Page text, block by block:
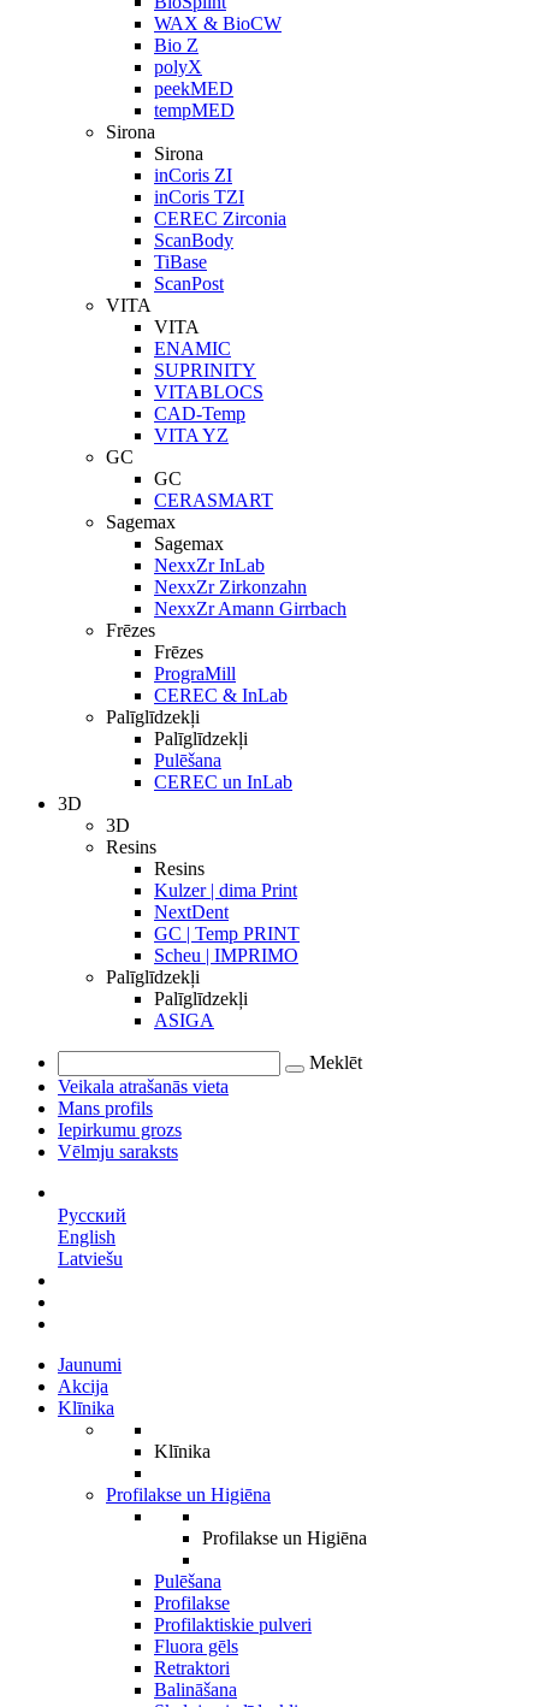
WAX & BioCW
Bio Z
polyX
peekMED
tempMED
Sirona
Sirona
inCoris ZI
inCoris TZI
CEREC Zirconia
ScanBody
TiBase
ScanPost
VITA
VITA
ENAMIC
SUPRINITY
VITABLOCS
CAD-Temp
VITA YZ
GC
GC
CERASMART
Sagemax
Sagemax
NexxZr InLab
NexxZr Zirkonzahn
NexxZr Amann Girrbach
Frēzes
Frēzes
PrograMill
CEREC & InLab
Palīglīdzekļi
Palīglīdzekļi
Pulēšana
CEREC un InLab
3D
3D
Resins
Resins
Kulzer | dima Print
NextDent
GC | Temp PRINT
Scheu | IMPRIMO
Palīglīdzekļi
Palīglīdzekļi
ASIGA
Meklēt
Veikala atrašanās vieta
Mans profils
Iepirkumu grozs
Vēlmju saraksts
Русский
English
Latviešu
Jaunumi
Akcija
Klīnika
Klīnika
Profilakse un Higiēna
Profilakse un Higiēna
Pulēšana
Profilakse
Profilaktiskie pulveri
Fluora gēls
Retraktori
Balināšana